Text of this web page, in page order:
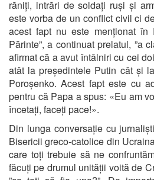
răniți, intrări de soldați ruși și
este vorba de un conflict civil ci
acest fapt nu este menționat în
Părinte”, a continuat prelatul, ”a
afirmat că a avut întâlniri cu cei
atât la președintele Putin cât și
Poroșenko. Acest fapt este cu
pentru că Papa a spus: «Eu am
încetați, faceți pace!».
Din lunga conversație cu
Bisericii greco-catolice din
care toți trebuie să ne
făcuți pe drumul unității voită de